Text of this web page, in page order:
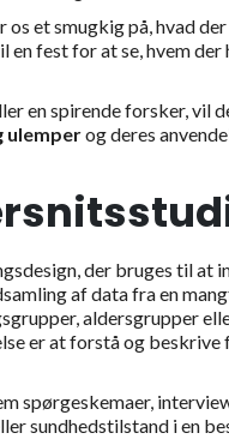
et smugkig på, hvad
fest for at se, hvem
en spirende forsker, vil
ulemperog deres
der bruges til at
af data fra en
aldersgrupper
er at forstå og
spørgeskemaer,
sundhedstilstand i en